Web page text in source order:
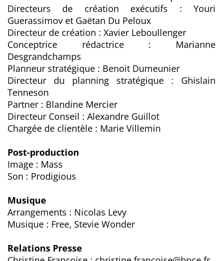
Directeurs de création exécutifs : Youri
Guerassimov et Gaëtan Du Peloux
Directeur de création : Xavier Leboullenger
Conceptrice rédactrice : Marianne
Desgrandchamps
Planneur stratégique : Benoit Dumeunier
Directeur du planning stratégique : Ghislain
Tenneson
Partner : Blandine Mercier
Directeur Conseil : Alexandre Guillot
Chargée de clientèle : Marie Villemin
Post-production
Image : Mass
Son : Prodigious
Musique
Arrangements : Nicolas Levy
Musique : Free, Stevie Wonder
Relations Presse